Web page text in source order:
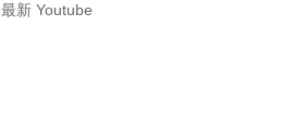
最新 Youtube